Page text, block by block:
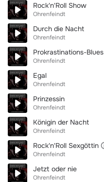
Rock'n'Roll Show
Ohrenfeindt
Durch die Nacht
Ohrenfeindt
Prokrastinations-Blues
Ohrenfeindt
Egal
Ohrenfeindt
Prinzessin
Ohrenfeindt
Königin der Nacht
Ohrenfeindt
Rock'n'Roll Sexgöttin
Ohrenfeindt
Jetzt oder nie
Ohrenfeindt